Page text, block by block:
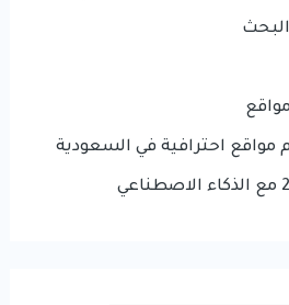
احترافية في السعودية